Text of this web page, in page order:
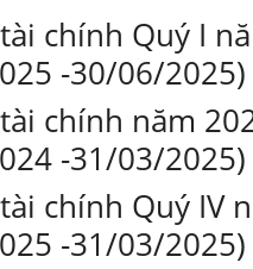
chính Quý I
-30/06/2025)
chính năm
-31/03/2025)
chính Quý IV
-31/03/2025)